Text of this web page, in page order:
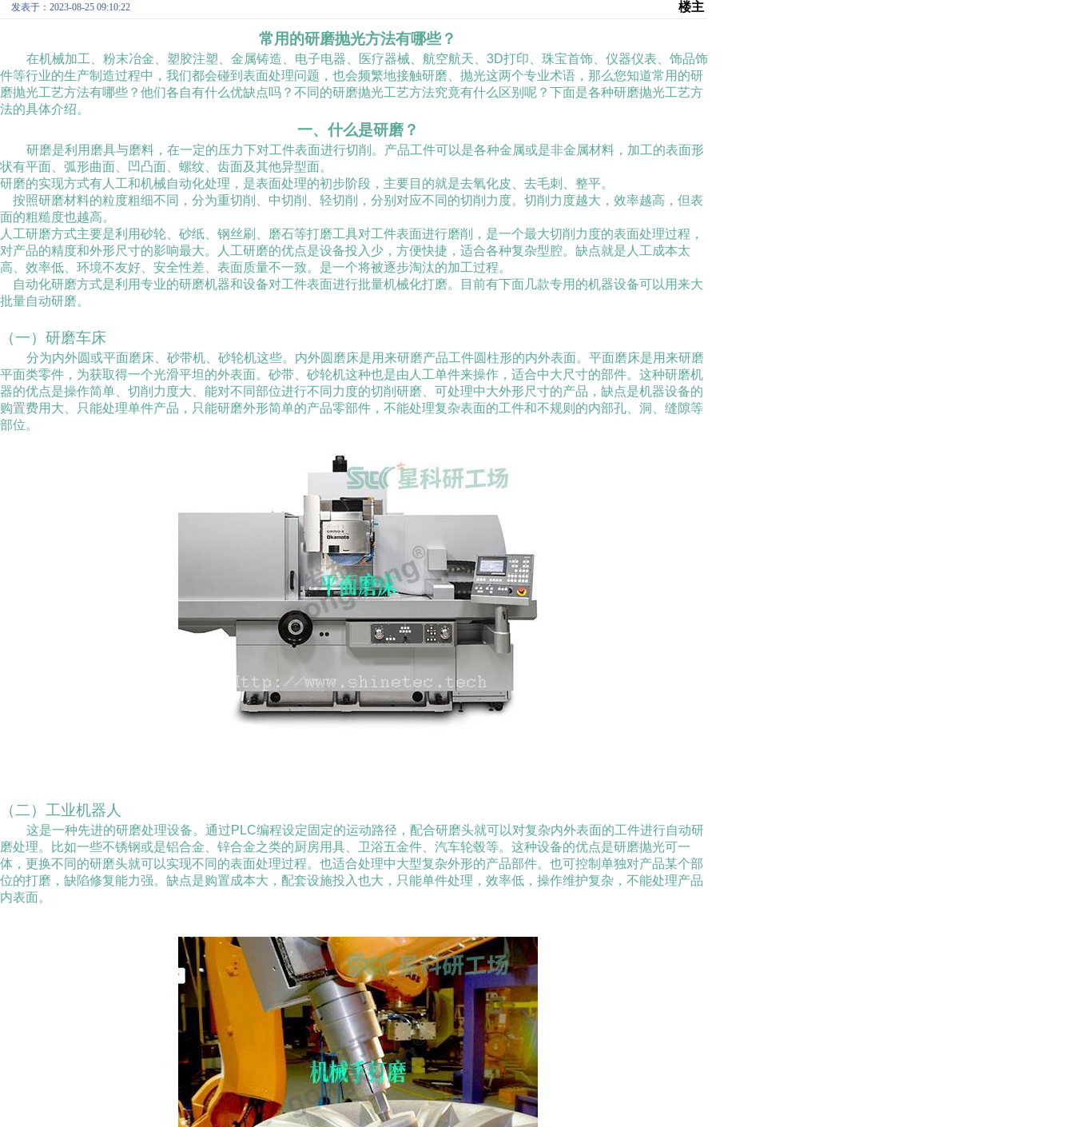
发表于：2023-08-25 09:10:22 楼主
常用的研磨抛光方法有哪些？
在机械加工、粉末冶金、塑胶注塑、金属铸造、电子电器、医疗器械、航空航天、 3D打印、珠宝首饰、仪器仪表、饰品饰
件等行业的生产制造过程中，我们都会碰到表面处理问题，也会频繁地接触研磨、抛光这两个专业术语，那么您知道常用的研
磨抛光工艺方法有哪些？他们各自有什么优缺点吗？不同的研磨抛光工艺方法究竟有什么区别呢？下面是各种研磨抛光工艺方
法的具体介绍。
一、什么是研磨？
研磨是利用磨具与磨料，在一定的压力下对工件表面进行切削。产品工件可以是各种金属或是非金属材料，加工的表面形
状有平面、弧形曲面、凹凸面、螺纹、齿面及其他异型面。
研磨的实现方式有人工和机械自动化处理，是表面处理的初步阶段，主要目的就是去氧化皮、去毛刺、整平。
按照研磨材料的粒度粗细不同，分为重切削、中切削、轻切削，分别对应不同的切削力度。切削力度越大，效率越高，但表
面的粗糙度也越高。
人工研磨方式主要是利用砂轮、砂纸、钢丝刷、磨石等打磨工具对工件表面进行磨削，是一个最大切削力度的表面处理过程，
对产品的精度和外形尺寸的影响最大。人工研磨的优点是设备投入少，方便快捷，适合各种复杂型腔。缺点就是人工成本太
高、效率低、环境不友好、安全性差、表面质量不一致。是一个将被逐步淘汰的加工过程。
自动化研磨方式是利用专业的研磨机器和设备对工件表面进行批量机械化打磨。目前有下面几款专用的机器设备可以用来大
批量自动研磨。
（一）研磨车床
分为内外圆或平面磨床、砂带机、砂轮机这些。内外圆磨床是用来研磨产品工件圆柱形的内外表面。平面磨床是用来研磨
平面类零件，为获取得一个光滑平坦的外表面。砂带、砂轮机这种也是由人工单件来操作，适合中大尺寸的部件。这种研磨机
器的优点是操作简单、切削力度大、能对不同部位进行不同力度的切削研磨、可处理中大外形尺寸的产品，缺点是机器设备的
购置费用大、只能处理单件产品，只能研磨外形简单的产品零部件，不能处理复杂表面的工件和不规则的内部孔、洞、缝隙等
部位。
（二）工业机器人
这是一种先进的研磨处理设备。通过PLC编程设定固定的运动路径，配合研磨头就可以对复杂内外表面的工件进行自动研
磨处理。比如一些不锈钢或是铝合金、锌合金之类的厨房用具、卫浴五金件、汽车轮毂等。这种设备的优点是研磨抛光可一
体，更换不同的研磨头就可以实现不同的表面处理过程。也适合处理中大型复杂外形的产品部件。也可控制单独对产品某个部
位的打磨，缺陷修复能力强。缺点是购置成本大，配套设施投入也大，只能单件处理，效率低，操作维护复杂，不能处理产品
内表面。